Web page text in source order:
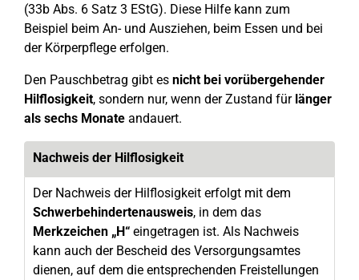
(33b Abs. 6 Satz 3 EStG). Diese Hilfe kann zum
Beispiel beim An- und Ausziehen, beim Essen und bei
der Körperpflege erfolgen.
Den Pauschbetrag gibt es nicht bei vorübergehender
Hilflosigkeit, sondern nur, wenn der Zustand für länger
als sechs Monate andauert.
Nachweis der Hilflosigkeit
Der Nachweis der Hilflosigkeit erfolgt mit dem
Schwerbehindertenausweis, in dem das
Merkzeichen „H“ eingetragen ist. Als Nachweis
kann auch der Bescheid des Versorgungsamtes
dienen, auf dem die entsprechenden Freistellungen